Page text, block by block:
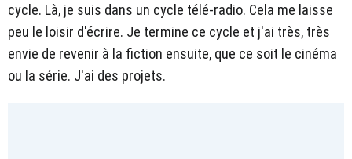
cycle. Là, je suis dans un cycle télé-radio. Cela me laisse
peu le loisir d'écrire. Je termine ce cycle et j'ai très, très
envie de revenir à la fiction ensuite, que ce soit le cinéma
ou la série. J'ai des projets.